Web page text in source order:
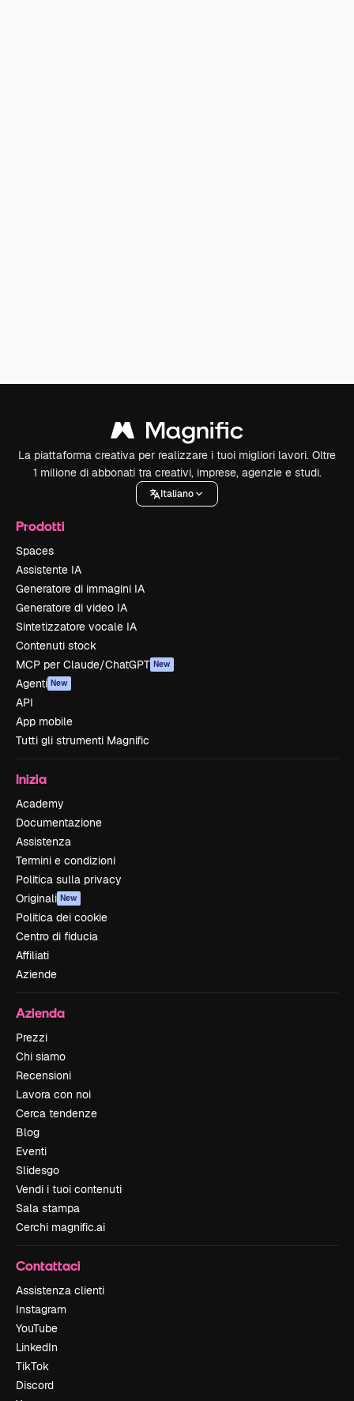
La piattaforma creativa per realizzare i tuoi migliori lavori. Oltre
1 milione di abbonati tra creativi, imprese, agenzie e studi.
Italiano
Prodotti
Spaces
Assistente IA
Generatore di immagini IA
Generatore di video IA
Sintetizzatore vocale IA
Contenuti stock
MCP per Claude/ChatGPT New
Agenti New
API
App mobile
Tutti gli strumenti Magnific
Inizia
Academy
Documentazione
Assistenza
Termini e condizioni
Politica sulla privacy
Originali New
Politica dei cookie
Centro di fiducia
Affiliati
Aziende
Azienda
Prezzi
Chi siamo
Recensioni
Lavora con noi
Cerca tendenze
Blog
Eventi
Slidesgo
Vendi i tuoi contenuti
Sala stampa
Cerchi magnific.ai
Contattaci
Assistenza clienti
Instagram
YouTube
LinkedIn
TikTok
Discord